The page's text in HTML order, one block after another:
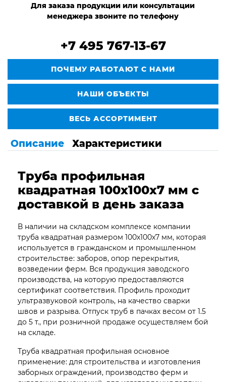
Для заказа продукции или консультации
менеджера звоните по телефону
+7 495 767-13-67
ПОЧЕМУ РАБОТАЮТ С НАМИ
НАШИ ОБЪЕКТЫ
ВЕСЬ АССОРТИМЕНТ
Описание Характеристики
Труба профильная
квадратная 100х100х7 мм с
доставкой в день заказа
В наличии на складском комплексе компании
труба квадратная размером 100х100х7 мм, которая
используется в гражданском и промышленном
строительстве: заборов, опор перекрытия,
возведении ферм. Вся продукция заводского
производства, на которую предоставляются
сертификат соответствия. Профиль проходит
ультразвуковой контроль, на качество сварки
швов и разрыва. Отпуск труб в пачках весом от 1.5
до 5 т., при розничной продаже осуществляем бой
на складе.
Труба квадратная профильная основное
применение: для строительства и изготовления
заборных ограждений, производство ферм и